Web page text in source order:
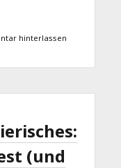
hinterlassen
(und